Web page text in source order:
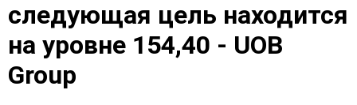
следующая цель находится
на уровне 154,40 - UOB
Group